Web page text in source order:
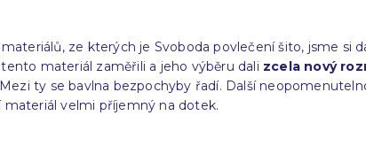
ze kterých je Svoboda povlečení šito, jsme si
materiál zaměřili a jeho výběru dali zcela nový
ty se bavlna bezpochyby řadí. Další
materiál velmi příjemný na dotek.